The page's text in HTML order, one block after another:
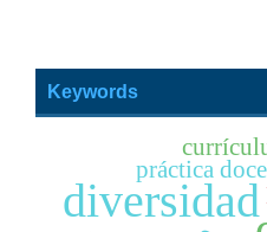
Keywords
diversidad
práctica